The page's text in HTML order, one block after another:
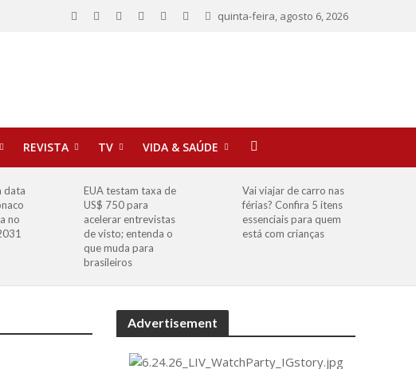
quinta-feira, agosto 6, 2026
REVISTA TV VIDA & SAÚDE
data
no
EUA testam taxa de
US$ 750 para
acelerar entrevistas
de visto; entenda o
que muda para
brasileiros
Vai viajar de carro nas
férias? Confira 5 itens
essenciais para quem
está com crianças
Advertisement